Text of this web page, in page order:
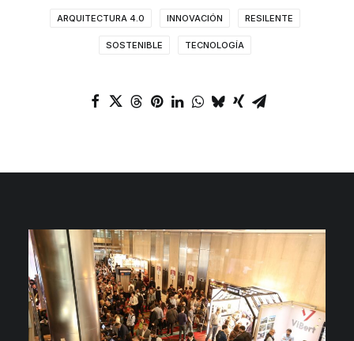
ARQUITECTURA 4.0 INNOVACIÓN RESILENTE
SOSTENIBLE TECNOLOGÍA